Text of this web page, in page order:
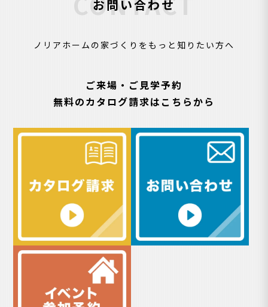
お問い合わせ
ノリアホームの家づくりをもっと知りたい方へ
ご来場・ご見学予約
無料のカタログ請求はこちらから